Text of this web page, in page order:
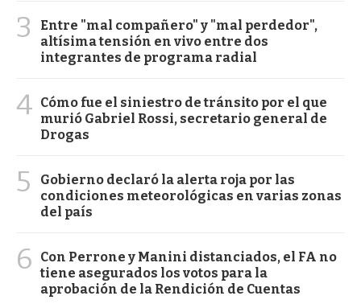
3
Entre "mal compañero" y "mal perdedor",
altísima tensión en vivo entre dos
integrantes de programa radial
4 Cómo fue el siniestro de tránsito por el que
murió Gabriel Rossi, secretario general de
Drogas
5
Gobierno declaró la alerta roja por las
condiciones meteorológicas en varias zonas
del país
6
Con Perrone y Manini distanciados, el FA no
tiene asegurados los votos para la
aprobación de la Rendición de Cuentas